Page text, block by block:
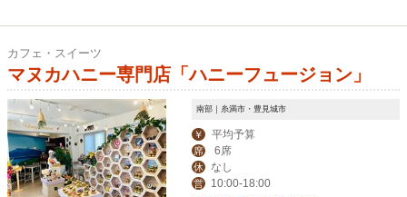
カフェ・スイーツ
マヌカハニー専門店「ハニーフュージョン」
南部｜糸満市・豊見城市
￥ 平均予算
席 6席
休 なし
営 10:00-18:00